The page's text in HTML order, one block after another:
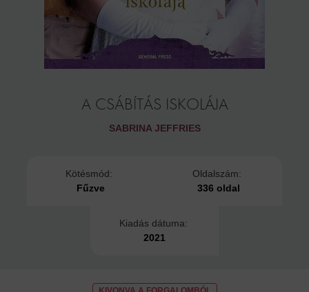
A CSÁBÍTÁS ISKOLÁJA
SABRINA JEFFRIES
Kötésmód:
Fűzve
Oldalszám:
336 oldal
Kiadás dátuma:
2021